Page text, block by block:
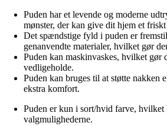
Puden har et levende og moderne
mønster, der kan give dit hjem et
Det spændstige fyld i puden er
genanvendte materialer, hvilket gør
Puden kan maskinvaskes, hvilket gør
vedligeholde.
Puden kan bruges til at støtte nakken
ekstra komfort.
Puden er kun i sort/hvid farve, hvilket
valgmulighederne.